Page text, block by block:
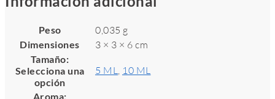
Peso 0,035 g
Dimensiones 3 × 3 × 6 cm
Tamaño:
Selecciona una
opción
5 ML 10 ML
Aroma: